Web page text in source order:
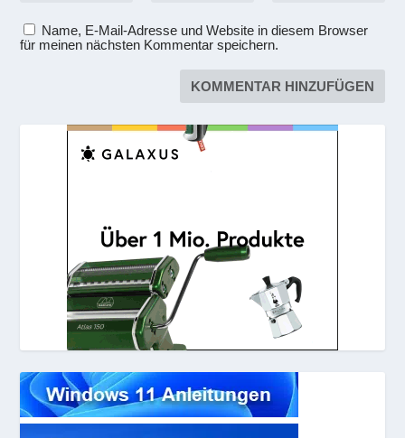
Name, E-Mail-Adresse und Website in diesem Browser
für meinen nächsten Kommentar speichern.